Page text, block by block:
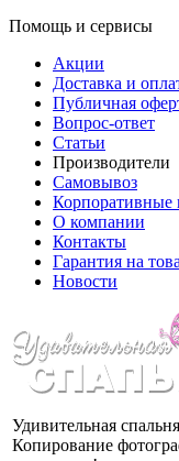
Помощь и сервисы
Акции
Доставка и
Публичная
Вопрос-ответ
Статьи
Производители
Самовывоз
Корпоративные
О компании
Контакты
Гарантия на
Новости
Удивительная
Копирование